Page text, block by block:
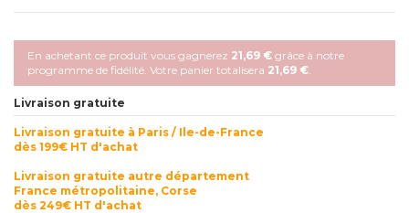
En achetant ce produit vous gagnerez 21,69 € grâce à notre
programme de fidélité. Votre panier totalisera 21,69 €.
Livraison gratuite
Livraison gratuite à Paris / Ile-de-France
dès 199€ HT d'achat
Livraison gratuite autre département
France métropolitaine, Corse
dès 249€ HT d'achat